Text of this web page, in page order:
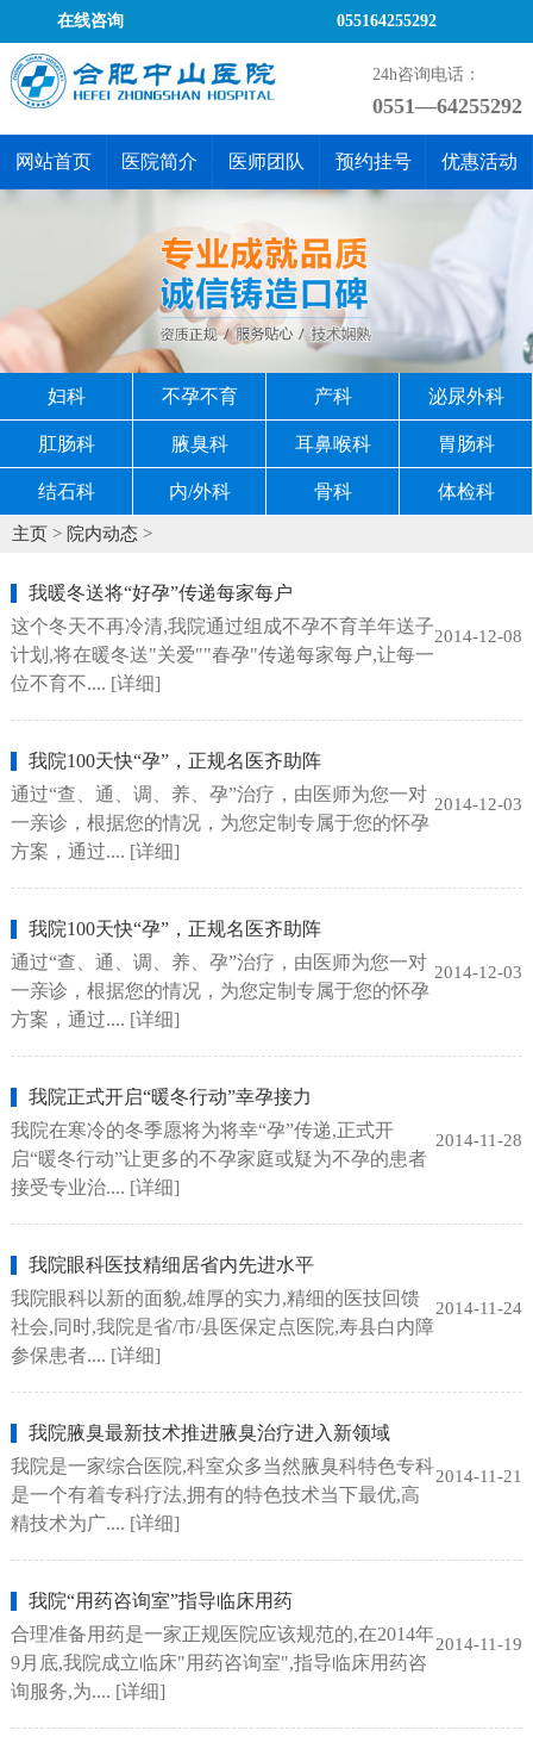
24h咨询电话：
0551—64255292
网站首页 医院简介 医师团队 预约挂号 优惠活动
妇科 不孕不育 产科 泌尿外科
肛肠科 腋臭科 耳鼻喉科 胃肠科
结石科 内/外科 骨科 体检科
主页 > 院内动态 >
我暖冬送将“好孕”传递每家每户
2014-12-08
这个冬天不再冷清,我院通过组成不孕不育羊年送子
计划,将在暖冬送"关爱""春孕"传递每家每户,让每一
位不育不.... [详细]
我院100天快“孕”，正规名医齐助阵
2014-12-03
通过“查、通、调、养、孕”治疗，由医师为您一对
一亲诊，根据您的情况，为您定制专属于您的怀孕
方案，通过.... [详细]
我院100天快“孕”，正规名医齐助阵
2014-12-03
通过“查、通、调、养、孕”治疗，由医师为您一对
一亲诊，根据您的情况，为您定制专属于您的怀孕
方案，通过.... [详细]
我院正式开启“暖冬行动”幸孕接力
2014-11-28
我院在寒冷的冬季愿将为将幸“孕”传递,正式开
启“暖冬行动”让更多的不孕家庭或疑为不孕的患者
接受专业治.... [详细]
我院眼科医技精细居省内先进水平
2014-11-24
我院眼科以新的面貌,雄厚的实力,精细的医技回馈
社会,同时,我院是省/市/县医保定点医院,寿县白内障
参保患者.... [详细]
我院腋臭最新技术推进腋臭治疗进入新领域
2014-11-21
我院是一家综合医院,科室众多当然腋臭科特色专科
是一个有着专科疗法,拥有的特色技术当下最优,高
精技术为广.... [详细]
我院“用药咨询室”指导临床用药
2014-11-19
合理准备用药是一家正规医院应该规范的,在2014年
9月底,我院成立临床"用药咨询室",指导临床用药咨
询服务,为.... [详细]
在线咨询 055164255292